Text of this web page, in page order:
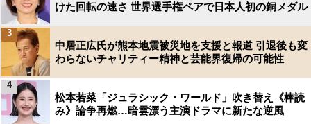
けた回転の速さ 世界選手権ペアで日本人初の銅メダル
中居正広氏が熊本地震被災地を支援と報道 引退後も変
わらないチャリティー精神と芸能界復帰の可能性
3
松本若菜「ジュラシック・ワールド」吹き替え《棒読
み》論争再燃…暗雲漂う主演ドラマに新たな逆風
4